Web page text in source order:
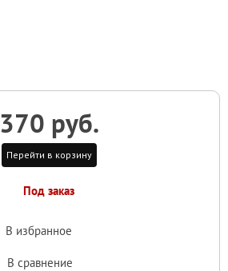
370 руб.
Перейти в корзину
Под заказ
В избранное
В сравнение